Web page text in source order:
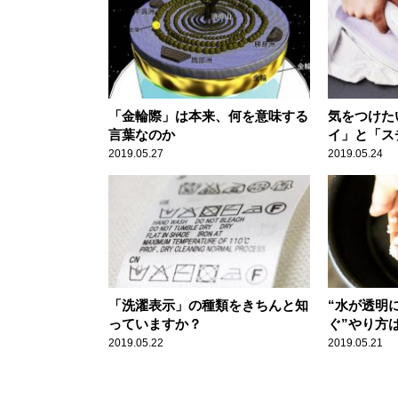
「金輪際」は本来、何を意味する
言葉なのか
2019.05.27
気をつけ
イ」と「
2019.05.24
「洗濯表示」の種類をきちんと知
っていますか？
2019.05.22
“水が透明
ぐ”やり方
2019.05.21